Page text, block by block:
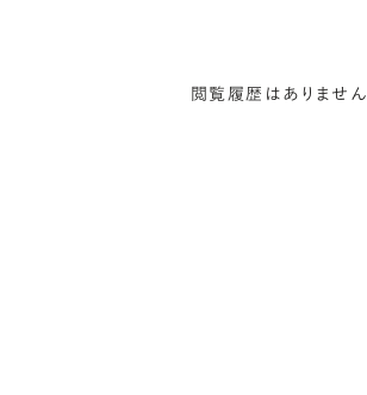
閲覧履歴はありません